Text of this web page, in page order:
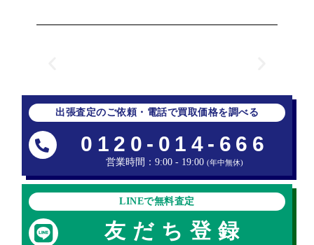
出張査定のご依頼・電話で買取価格を調べる
0120-014-666
営業時間：9:00 - 19:00 (年中無休)
LINEで無料査定
友だち登録